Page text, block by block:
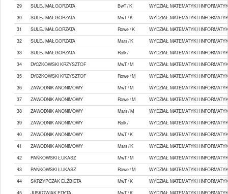
29
SULEJ MAŁGORZATA BwT / K
WYDZIAŁ MATEMATYKI I
30
SULEJ MAŁGORZATA MwT / K
WYDZIAŁ MATEMATYKI I
31
SULEJ MAŁGORZATA Rowe / K
WYDZIAŁ MATEMATYKI I
32
SULEJ MAŁGORZATA Mars / K
WYDZIAŁ MATEMATYKI I
33
SULEJ MAŁGORZATA Rolk /
WYDZIAŁ MATEMATYKI I
34
DYCZKOWSKI KRZYSZTOF MwT / M
WYDZIAŁ MATEMATYKI I
35
DYCZKOWSKI KRZYSZTOF Rowe / M
WYDZIAŁ MATEMATYKI I
36
ZAWODNIK ANONIMOWY MwT / M
WYDZIAŁ MATEMATYKI I
37
ZAWODNIK ANONIMOWY Rowe / M
WYDZIAŁ MATEMATYKI I
38
ZAWODNIK ANONIMOWY Mars / M
WYDZIAŁ MATEMATYKI I
39
ZAWODNIK ANONIMOWY Rolk /
WYDZIAŁ MATEMATYKI I
40
ZAWODNIK ANONIMOWY MwT / K
WYDZIAŁ MATEMATYKI I
41
ZAWODNIK ANONIMOWY Mars / K
WYDZIAŁ MATEMATYKI I
42
PAŃKOWSKI ŁUKASZ MwT / M
WYDZIAŁ MATEMATYKI I
43
PAŃKOWSKI ŁUKASZ Rowe / M
WYDZIAŁ MATEMATYKI I
44
SKRZYPCZAK ELŻBIETA MwT / K
WYDZIAŁ MATEMATYKI I